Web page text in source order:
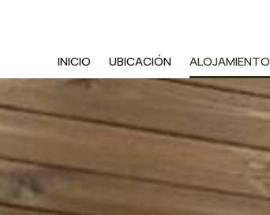
INICIO UBICACIÓN ALOJAMIENTO